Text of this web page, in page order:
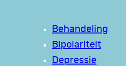
Behandeling
Bipolariteit
Depressie